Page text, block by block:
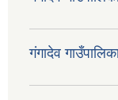
गंगादेव